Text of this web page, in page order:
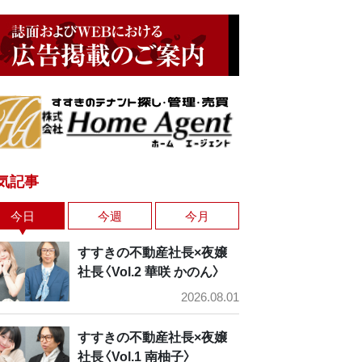
記事
今日 今週 今月
すすきの不動産社長×夜嬢
社長〈Vol.2 華咲 かのん〉
2026.08.01
すすきの不動産社長×夜嬢
社長〈Vol.1 南柚子〉